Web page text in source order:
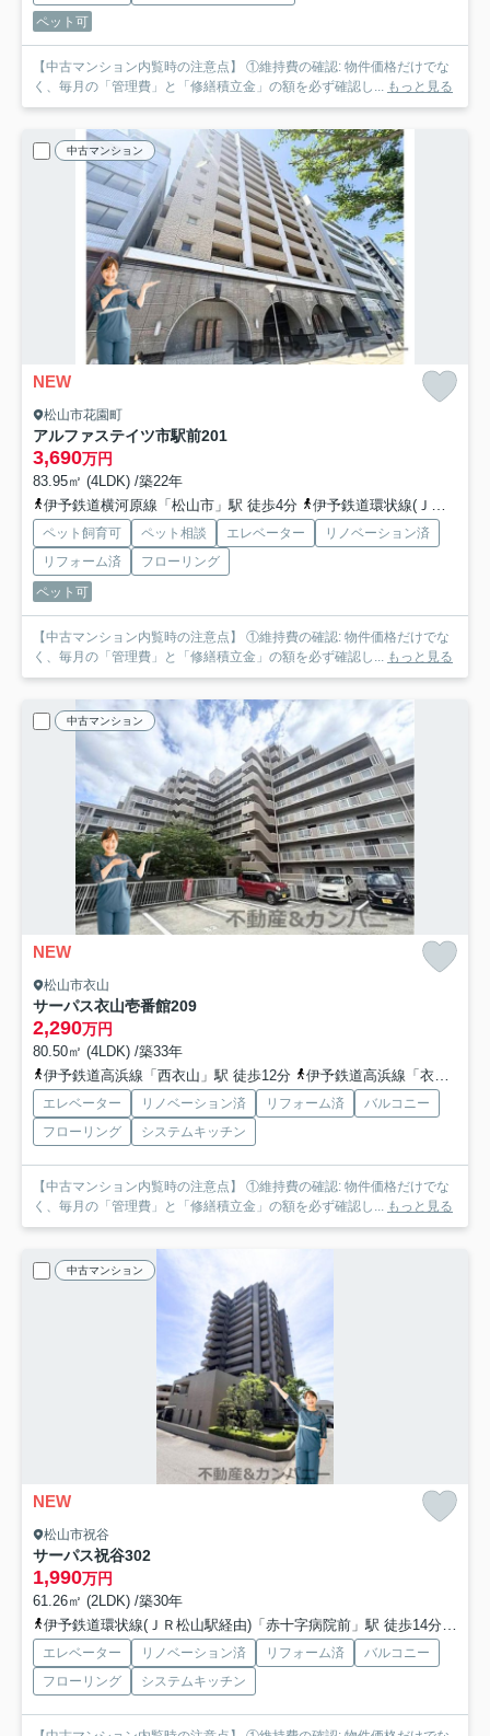
ペット可
【中古マンション内覧時の注意点】 ①維持費の確認: 物件価格だけでな
く、毎月の「管理費」と「修繕積立金」の額を必ず確認し... もっと見る
中古マンション
NEW
松山市花園町
アルファステイツ市駅前201
3,690万円
83.95㎡ (4LDK) /築22年
伊予鉄道横河原線「松山市」駅 徒歩4分
伊予鉄道環状線(ＪＲ松山駅経由)「南堀端」駅 徒歩4分
ペット飼育可 ペット相談 エレベーター
リノベーション済
リフォーム済
フローリング
ペット可
【中古マンション内覧時の注意点】 ①維持費の確認: 物件価格だけでな
く、毎月の「管理費」と「修繕積立金」の額を必ず確認し... もっと見る
中古マンション
NEW
松山市衣山
サーパス衣山壱番館209
2,290万円
80.50㎡ (4LDK) /築33年
伊予鉄道高浜線「西衣山」駅 徒歩12分
伊予鉄道高浜線「衣山」駅 徒歩12分
エレベーター リノベーション済 リフォーム済
バルコニー
フローリング
システムキッチン
【中古マンション内覧時の注意点】 ①維持費の確認: 物件価格だけでな
く、毎月の「管理費」と「修繕積立金」の額を必ず確認し... もっと見る
中古マンション
NEW
松山市祝谷
サーパス祝谷302
1,990万円
61.26㎡ (2LDK) /築30年
伊予鉄道環状線(ＪＲ松山駅経由)「赤十字病院前」駅 徒歩14分
エレベーター リノベーション済 リフォーム済
バルコニー
フローリング
システムキッチン